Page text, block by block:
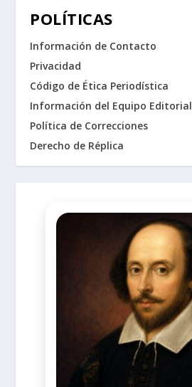
POLÍTICAS
Información de Contacto
Privacidad
Código de Ética Periodística
Información del Equipo Editorial
Política de Correcciones
Derecho de Réplica